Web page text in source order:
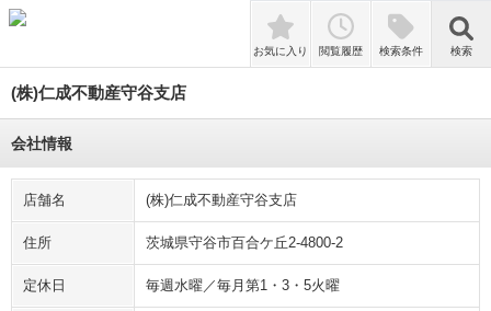
検索
お気に入り 閲覧履歴 検索条件 検索
(株)仁成不動産守谷支店
会社情報
店舗名 (株)仁成不動産守谷支店
住所 茨城県守谷市百合ケ丘2-4800-2
定休日 毎週水曜／毎月第1・3・5火曜